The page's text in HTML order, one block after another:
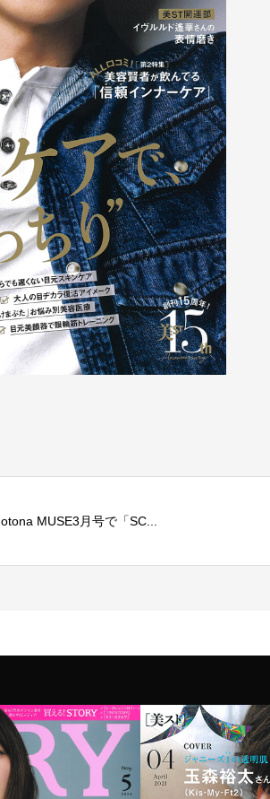
otona MUSE3月号で「SC...